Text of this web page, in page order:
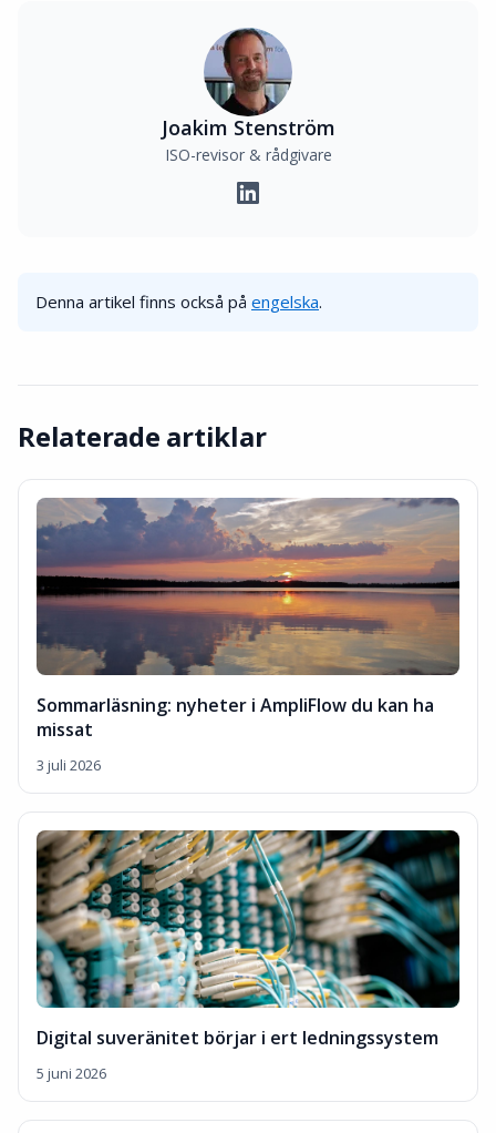
Joakim Stenström
ISO-revisor & rådgivare
Denna artikel finns också på engelska.
Relaterade artiklar
Sommarläsning: nyheter i AmpliFlow du kan ha
missat
3 juli 2026
Digital suveränitet börjar i ert ledningssystem
5 juni 2026